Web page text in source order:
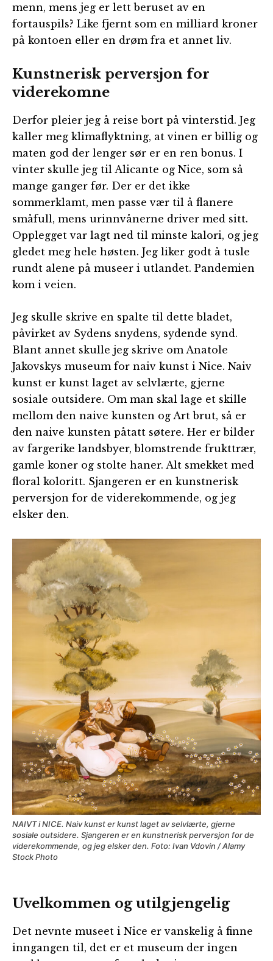
menn, mens jeg er lett beruset av en
fortauspils? Like fjernt som en milliard kroner
på kontoen eller en drøm fra et annet liv.
Kunstnerisk perversjon for
viderekomne
Derfor pleier jeg å reise bort på vinterstid. Jeg
kaller meg klimaflyktning, at vinen er billig og
maten god der lenger sør er en ren bonus. I
vinter skulle jeg til Alicante og Nice, som så
mange ganger før. Der er det ikke
sommerklamt, men passe vær til å flanere
småfull, mens urinnvånerne driver med sitt.
Opplegget var lagt ned til minste kalori, og jeg
gledet meg hele høsten. Jeg liker godt å tusle
rundt alene på museer i utlandet. Pandemien
kom i veien.
Jeg skulle skrive en spalte til dette bladet,
påvirket av Sydens snydens, sydende synd.
Blant annet skulle jeg skrive om Anatole
Jakovskys museum for naiv kunst i Nice. Naiv
kunst er kunst laget av selvlærte, gjerne
sosiale outsidere. Om man skal lage et skille
mellom den naive kunsten og Art brut, så er
den naive kunsten påtatt søtere. Her er bilder
av fargerike landsbyer, blomstrende frukttrær,
gamle koner og stolte haner. Alt smekket med
floral koloritt. Sjangeren er en kunstnerisk
perversjon for de viderekommende, og jeg
elsker den.
NAIVT i NICE. Naiv kunst er kunst laget av selvlærte, gjerne
sosiale outsidere. Sjangeren er en kunstnerisk perversjon for de
viderekommende, og jeg elsker den. Foto: Ivan Vdovin / Alamy
Stock Photo
Uvelkommen og utilgjengelig
Det nevnte museet i Nice er vanskelig å finne
inngangen til, det er et museum der ingen